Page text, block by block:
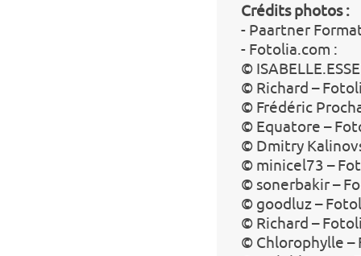
Crédits photos :
- Paartner
- Fotolia.com :
©
© Richard –
© Frédéric
© Equatore –
© Dmitry
© minicel73 –
© sonerbakir –
© goodluz –
© Richard –
© Chlorophylle –